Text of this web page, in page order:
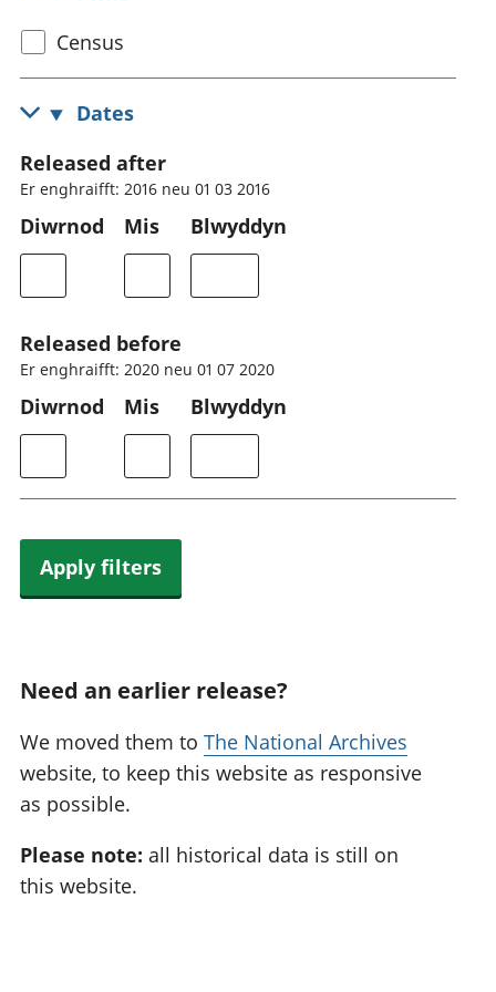
Select
census
topic
Census
Dates
Released after
Er enghraifft: 2016 neu 01 03 2016
Diwrnod Mis Blwyddyn
Released before
Er enghraifft: 2020 neu 01 07 2020
Diwrnod Mis Blwyddyn
Apply filters
Need an earlier release?
We moved them to The National Archives
website, to keep this website as responsive
as possible.
Please note: all historical data is still on
this website.